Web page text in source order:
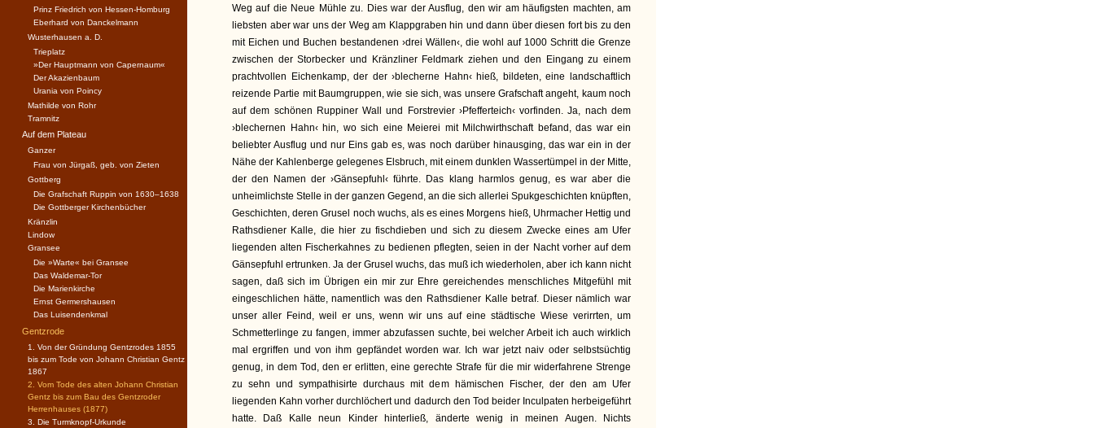
Weg auf die Neue Mühle zu. Dies war der Ausflug, den wir am häufigsten machten, am
liebsten aber war uns der Weg am Klappgraben hin und dann über diesen fort bis zu den
mit Eichen und Buchen bestandenen ›drei Wällen‹, die wohl auf 1000 Schritt die Grenze
zwischen der Storbecker und Kränzliner Feldmark ziehen und den Eingang zu einem
prachtvollen Eichenkamp, der der ›blecherne Hahn‹ hieß, bildeten, eine landschaftlich
reizende Partie mit Baumgruppen, wie sie sich, was unsere Grafschaft angeht, kaum noch
auf dem schönen Ruppiner Wall und Forstrevier ›Pfefferteich‹ vorfinden. Ja, nach dem
›blechernen Hahn‹ hin, wo sich eine Meierei mit Milchwirthschaft befand, das war ein
beliebter Ausflug und nur Eins gab es, was noch darüber hinausging, das war ein in der
Nähe der Kahlenberge gelegenes Elsbruch, mit einem dunklen Wassertümpel in der Mitte,
der den Namen der ›Gänsepfuhl‹ führte. Das klang harmlos genug, es war aber die
unheimlichste Stelle in der ganzen Gegend, an die sich allerlei Spukgeschichten knüpften,
Geschichten, deren Grusel noch wuchs, als es eines Morgens hieß, Uhrmacher Hettig und
Rathsdiener Kalle, die hier zu fischdieben und sich zu diesem Zwecke eines am Ufer
liegenden alten Fischerkahnes zu bedienen pflegten, seien in der Nacht vorher auf dem
Gänsepfuhl ertrunken. Ja der Grusel wuchs, das muß ich wiederholen, aber ich kann nicht
sagen, daß sich im Übrigen ein mir zur Ehre gereichendes menschliches Mitgefühl mit
eingeschlichen hätte, namentlich was den Rathsdiener Kalle betraf. Dieser nämlich war
unser aller Feind, weil er uns, wenn wir uns auf eine städtische Wiese verirrten, um
Schmetterlinge zu fangen, immer abzufassen suchte, bei welcher Arbeit ich auch wirklich
mal ergriffen und von ihm gepfändet worden war. Ich war jetzt naiv oder selbstsüchtig
genug, in dem Tod, den er erlitten, eine gerechte Strafe für die mir widerfahrene Strenge
zu sehn und sympathisirte durchaus mit dem hämischen Fischer, der den am Ufer
liegenden Kahn vorher durchlöchert und dadurch den Tod beider Inculpaten herbeigeführt
hatte. Daß Kalle neun Kinder hinterließ, änderte wenig in meinen Augen. Nichts
Prinz Friedrich von Hessen-Homburg
Eberhard von Danckelmann
Wusterhausen a. D.
Trieplatz
»Der Hauptmann von Capernaum«
Der Akazienbaum
Urania von Poincy
Mathilde von Rohr
Tramnitz
Auf dem Plateau
Ganzer
Frau von Jürgaß, geb. von Zieten
Gottberg
Die Grafschaft Ruppin von 1630–1638
Die Gottberger Kirchenbücher
Kränzlin
Lindow
Gransee
Die »Warte« bei Gransee
Das Waldemar-Tor
Die Marienkirche
Ernst Germershausen
Das Luisendenkmal
Gentzrode
1. Von der Gründung Gentzrodes 1855
bis zum Tode von Johann Christian Gentz
1867
2. Vom Tode des alten Johann Christian
Gentz bis zum Bau des Gentzroder
Herrenhauses (1877)
3. Die Turmknopf-Urkunde